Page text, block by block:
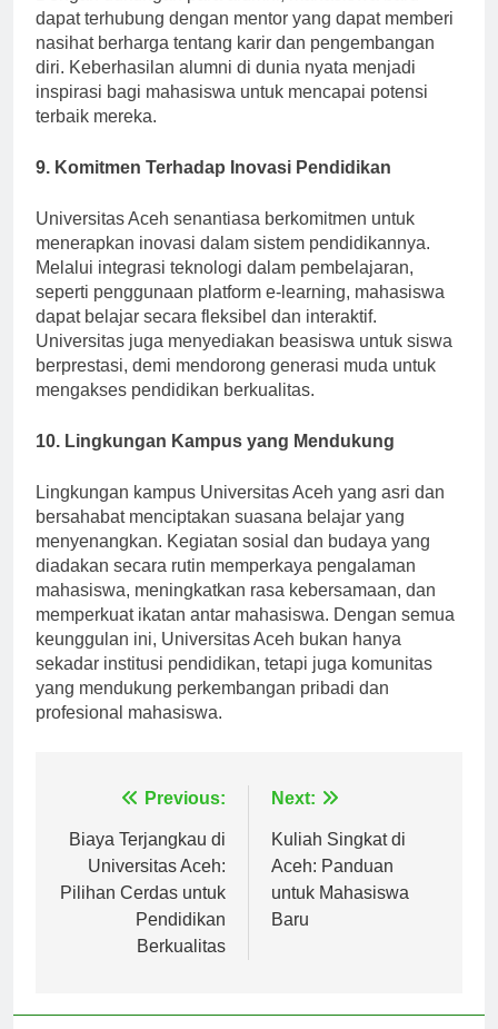
Dengan dukungan para alumni, mahasiswa baru
dapat terhubung dengan mentor yang dapat memberi
nasihat berharga tentang karir dan pengembangan
diri. Keberhasilan alumni di dunia nyata menjadi
inspirasi bagi mahasiswa untuk mencapai potensi
Universitas Aceh senantiasa berkomitmen untuk
menerapkan inovasi dalam sistem pendidikannya.
Melalui integrasi teknologi dalam pembelajaran,
seperti penggunaan platform e-learning, mahasiswa
dapat belajar secara fleksibel dan interaktif.
Universitas juga menyediakan beasiswa untuk siswa
berprestasi, demi mendorong generasi muda untuk
Lingkungan kampus Universitas Aceh yang asri dan
bersahabat menciptakan suasana belajar yang
menyenangkan. Kegiatan sosial dan budaya yang
diadakan secara rutin memperkaya pengalaman
mahasiswa, meningkatkan rasa kebersamaan, dan
memperkuat ikatan antar mahasiswa. Dengan semua
keunggulan ini, Universitas Aceh bukan hanya
sekadar institusi pendidikan, tetapi juga komunitas
yang mendukung perkembangan pribadi dan
pos
Biaya Terjangkau di
Universitas Aceh:
Pilihan Cerdas untuk
Pendidikan
Kuliah Singkat di
Aceh: Panduan
untuk Mahasiswa